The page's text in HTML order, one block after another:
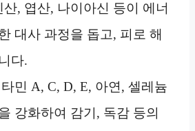
, 엽산, 나이아신 등이 에너
대사 과정을 돕고, 피로 해
다.
민 A, C, D, E, 아연, 셀레늄
강화하여 감기, 독감 등의